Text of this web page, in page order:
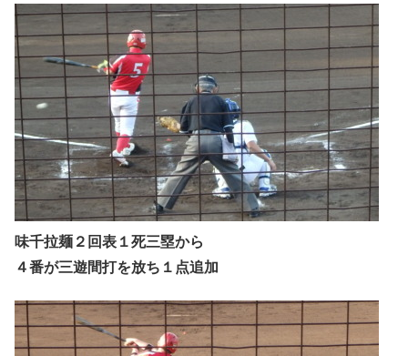
味千拉麺２回表１死三塁から
４番が三遊間打を放ち１点追加